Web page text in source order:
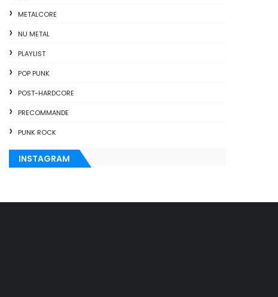
METALCORE
NU METAL
PLAYLIST
POP PUNK
POST-HARDCORE
PRECOMMANDE
PUNK ROCK
INSTAGRAM